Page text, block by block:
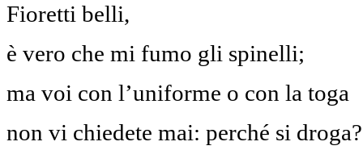
Fioretti belli,
è vero che mi fumo gli spinelli;
ma voi con l’uniforme o con la toga
non vi chiedete mai: perché si droga?